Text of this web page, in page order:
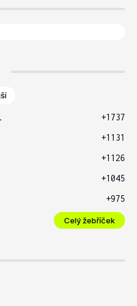
+1737
+1131
+1126
+1045
+975
Celý žebříček